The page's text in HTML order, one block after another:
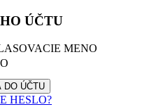
ÚČTU
MENO
HESLO?